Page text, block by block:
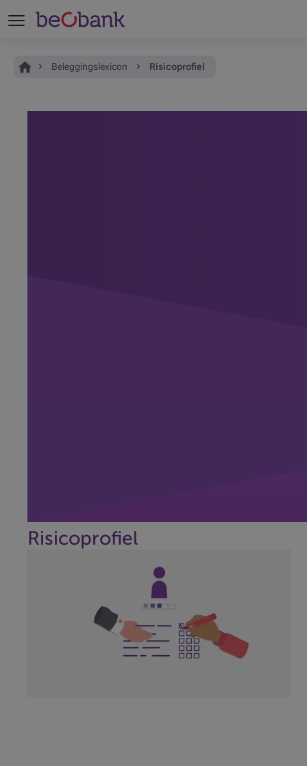
Je bent hier:
Home Beleggingslexicon Risicoprofiel
Risicoprofiel